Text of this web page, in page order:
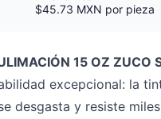
$45.73 MXN por pieza
15 OZ ZUCO
excepcional: la
desgasta y resiste